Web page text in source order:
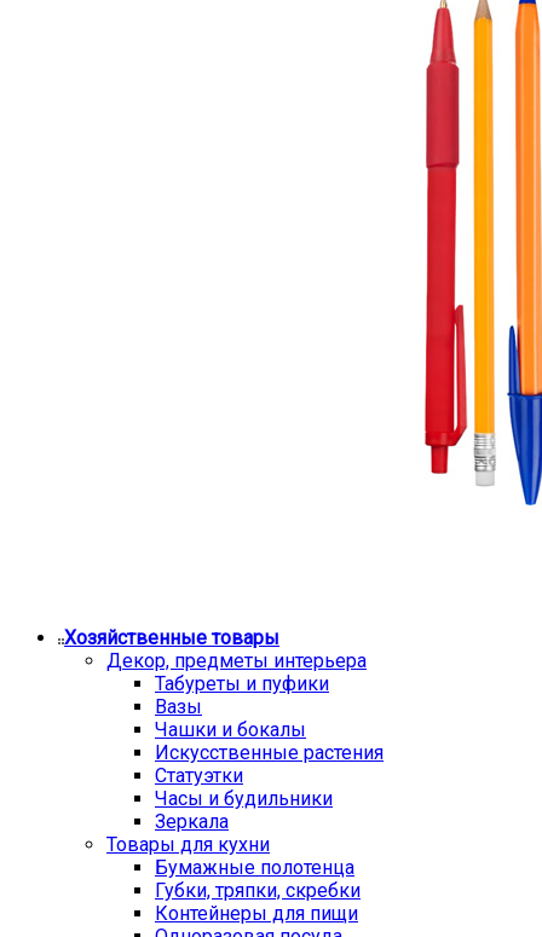
Хозяйственные товары
Декор, предметы интерьера
Табуреты и пуфики
Вазы
Чашки и бокалы
Искусственные растения
Статуэтки
Часы и будильники
Зеркала
Товары для кухни
Бумажные полотенца
Губки, тряпки, скребки
Контейнеры для пищи